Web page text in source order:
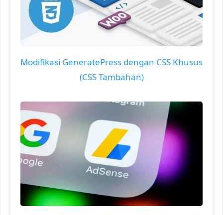
Modifikasi GeneratePress dengan CSS Khusus
(CSS Tambahan)